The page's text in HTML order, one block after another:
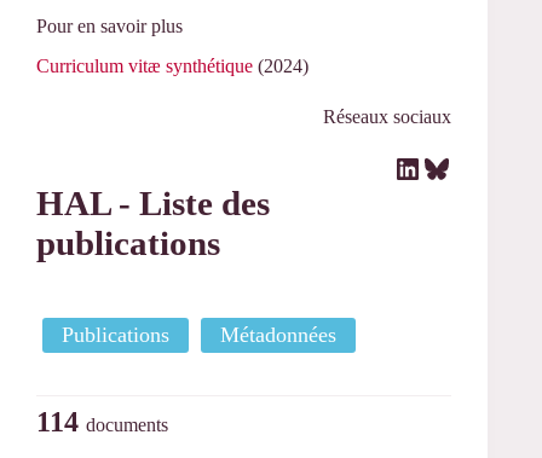
Pour en savoir plus
Curriculum vitæ synthétique (2024)
Réseaux sociaux
LinkedIn Bluesky
HAL - Liste des
publications
Publications Métadonnées
114 documents